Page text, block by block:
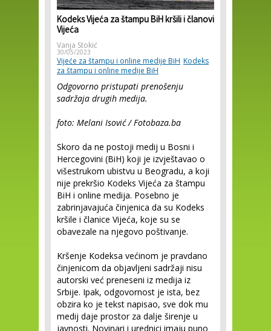
Kodeks Vijeća za štampu BiH kršili i članovi
Vijeća
Vanja Stokić
30/05/2023
Vijeće za štampu i online medije BiH Kodeks
za štampu i online medije BiH
Odgovorno pristupati prenošenju
sadržaja drugih medija.
foto: Melani Isović / Fotobaza.ba
Skoro da ne postoji medij u Bosni i
Hercegovini (BiH) koji je izvještavao o
višestrukom ubistvu u Beogradu, a koji
nije prekršio Kodeks Vijeća za štampu
BiH i online medija. Posebno je
zabrinjavajuća činjenica da su Kodeks
kršile i članice Vijeća, koje su se
obavezale na njegovo poštivanje.
Kršenje Kodeksa većinom je pravdano
činjenicom da objavljeni sadržaji nisu
autorski već preneseni iz medija iz
Srbije. Ipak, odgovornost je ista, bez
obzira ko je tekst napisao, sve dok mu
medij daje prostor za dalje širenje u
javnosti. Novinari i urednici imaju puno